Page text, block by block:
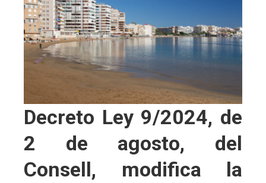
Decreto Ley 9/2024, de
2 de agosto, del
Consell, modifica la